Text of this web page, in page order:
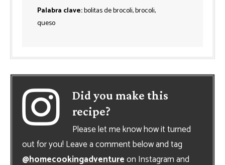
Palabra clave:bolitas de brocoli, brocoli,
queso
Did you make this
recipe?
Please let me know how it turned
out for you! Leave a comment below and tag
@homecookingadventureon Instagram and